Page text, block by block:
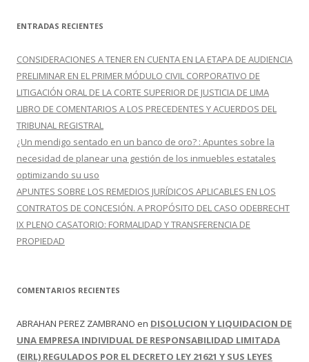
c
r
:
ENTRADAS RECIENTES
CONSIDERACIONES A TENER EN CUENTA EN LA ETAPA DE AUDIENCIA
PRELIMINAR EN EL PRIMER MÓDULO CIVIL CORPORATIVO DE
LITIGACIÓN ORAL DE LA CORTE SUPERIOR DE JUSTICIA DE LIMA
LIBRO DE COMENTARIOS A LOS PRECEDENTES Y ACUERDOS DEL
TRIBUNAL REGISTRAL
¿Un mendigo sentado en un banco de oro? : Apuntes sobre la
necesidad de planear una gestión de los inmuebles estatales
optimizando su uso
APUNTES SOBRE LOS REMEDIOS JURÍDICOS APLICABLES EN LOS
CONTRATOS DE CONCESIÓN. A PROPÓSITO DEL CASO ODEBRECHT
IX PLENO CASATORIO: FORMALIDAD Y TRANSFERENCIA DE
PROPIEDAD
COMENTARIOS RECIENTES
ABRAHAN PEREZ ZAMBRANO en DISOLUCION Y LIQUIDACION DE
UNA EMPRESA INDIVIDUAL DE RESPONSABILIDAD LIMITADA
(EIRL) REGULADOS POR EL DECRETO LEY 21621 Y SUS LEYES